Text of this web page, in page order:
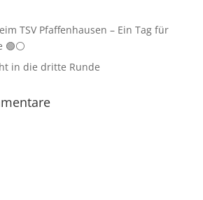
TSV Pfaffenhausen – Ein Tag für
🟢⚪
in die dritte Runde